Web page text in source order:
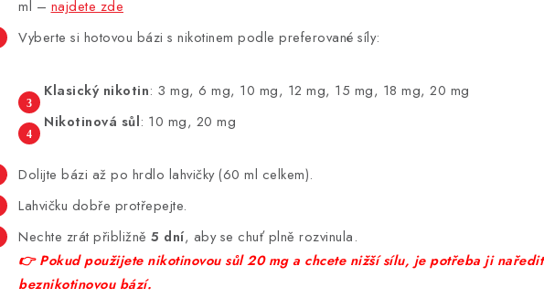
ml – najdete zde
Vyberte si hotovou bázi s nikotinem podle preferované síly:
Klasický nikotin: 3 mg, 6 mg, 10 mg, 12 mg, 15 mg, 18 mg, 20 mg
Nikotinová sůl: 10 mg, 20 mg
Dolijte bázi až po hrdlo lahvičky (60 ml celkem).
Lahvičku dobře protřepejte.
Nechte zrát přibližně 5 dní, aby se chuť plně rozvinula.
👉 Pokud použijete nikotinovou sůl 20 mg a chcete nižší sílu, je potřeba ji naředit
beznikotinovou bází.